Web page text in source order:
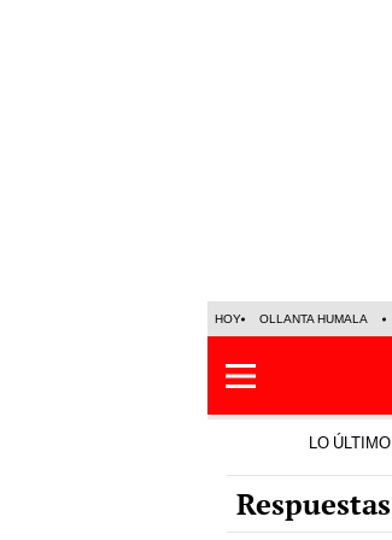
HOY OLLANTA HUMALA
LO ÚLTIMO
Respuestas